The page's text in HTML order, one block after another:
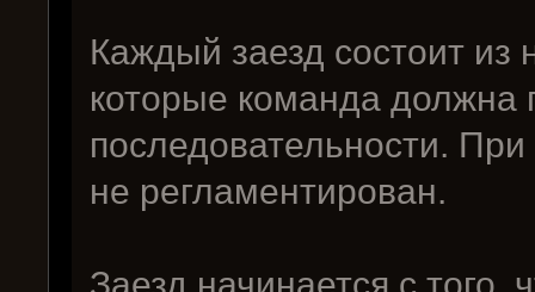
Каждый заезд состоит из
которые команда должна
последовательности.
не регламентирован.
Заезд начинается с того,